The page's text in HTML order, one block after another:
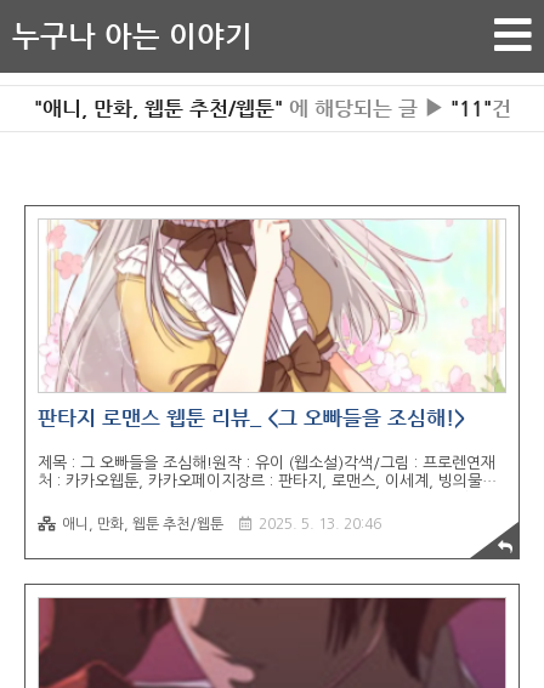
누구나 아는 이야기
"애니, 만화, 웹툰 추천/웹툰" 에 해당되는 글 ▶ "11"건
판타지 로맨스 웹툰 리뷰_ <그 오빠들을 조심해!>
제목 : 그 오빠들을 조심해!원작 : 유이 (웹소설)각색/그림 : 프로렌연재
처 : 카카오웹툰, 카카오페이지장르 : 판타지, 로맨스, 이세계, 빙의물현
설 속으로 빨려 들어갑니다. 그것도 하필이면 죽음 확정 조역 캐릭터 '피
에나'의 몸으로 빙의하여 버립니다. 이 소설의 주인공은 남매지간인 오
빠들 넷과 여동생인데, 피에나는 그 오빠들 한 명에게 집착하다가 결국
들 근처엔 얼씬도 안 하기로 다짐하지만 현실은 피할수록 오빠들이 점점
더 다가옵니다. 이세계 + 빙의물 + 회귀물을 좋아하는 분에게 추천하는
웹툰으로 개성 강한 남캐틀과 살아남으려는 여주의 긴장감과 셀렘이 공
존합니다. ..
애니, 만화, 웹툰 추천/웹툰 2025. 5. 13. 20:46